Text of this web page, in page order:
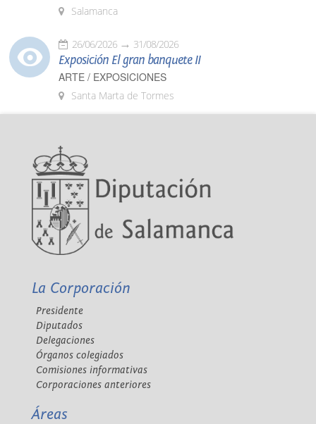
Salamanca
26/06/2026 31/08/2026
Exposición El gran banquete II
ARTE / EXPOSICIONES
Santa Marta de Tormes
La Corporación
Presidente
Diputados
Delegaciones
Órganos colegiados
Comisiones informativas
Corporaciones anteriores
Áreas